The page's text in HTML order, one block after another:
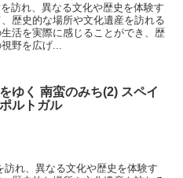
訪れ、異なる文化や歴史を体験す
歴史的な場所や文化遺産を訪れる
活を実際に感じることができ、歴
野を広げ...
ゆく 南蛮のみち(2) スペイ
ルトガル
れ、異なる文化や歴史を体験す